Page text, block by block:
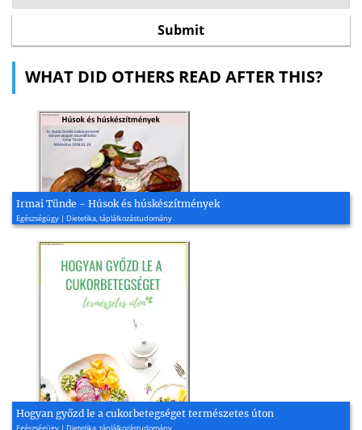
WHAT DID OTHERS READ AFTER THIS?
Irmai Tünde - Húsok és húskészítmények
Egészségügy | Dietetika, táplálkozástudomány
Hogyan győzd le a cukorbetegséget természetes úton